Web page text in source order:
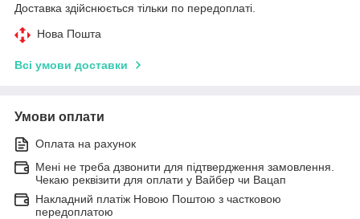
Доставка здійснюється тільки по передоплаті.
Нова Пошта
Всі умови доставки
Умови оплати
Оплата на рахунок
Мені не треба дзвонити для підтвердження замовлення.
Чекаю реквізити для оплати у Вайбер чи Вацап
Накладний платіж Новою Поштою з частковою
передоплатою